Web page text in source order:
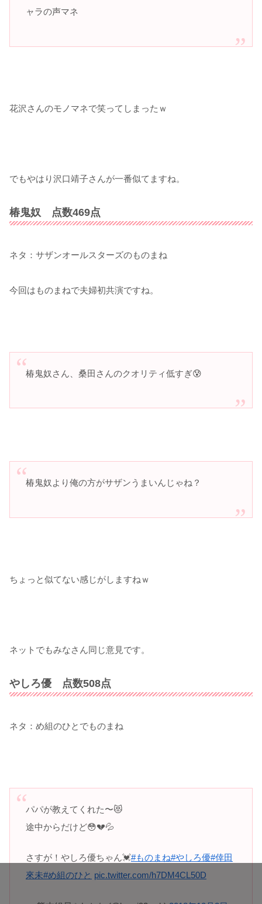
ャラの声マネ
花沢さんのモノマネで笑ってしまったｗ
でもやはり沢口靖子さんが一番似てますね。
椿鬼奴 点数469点
ネタ：サザンオールスターズのものまね
今回はものまねで夫婦初共演ですね。
椿鬼奴さん、桑田さんのクオリティ低すぎ😰
椿鬼奴より俺の方がサザンうまいんじゃね？
ちょっと似てない感じがしますねｗ
ネットでもみなさん同じ意見です。
やしろ優 点数508点
ネタ：め組のひとでものまね
パパが教えてくれた〜😻
途中からだけど😳💔💦
さすが！やしろ優ちゃん💓#ものまね#やしろ優#倖田
來未#め組のひと pic.twitter.com/h7DM4CL50D